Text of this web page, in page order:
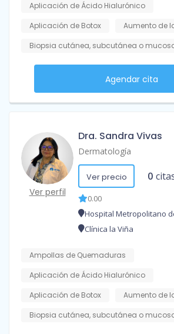
Aplicación de Ácido Hialurónico
Aplicación de Botox
Aumento de
Biopsia cutánea, subcutánea o
Agendar cita
Ver perfil
Dra. Sandra Vivas
Dermatología
Ver precio 0
0.00
Hospital Metropolitano
Clínica la Viña
Ampollas de Quemaduras
Aplicación de Ácido Hialurónico
Aplicación de Botox
Aumento de
Biopsia cutánea, subcutánea o